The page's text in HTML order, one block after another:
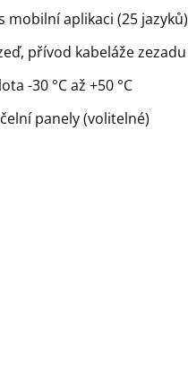
mobilní aplikaci (25 jazyků)
přívod kabeláže
-30 °C až +50 °C
panely (volitelné)